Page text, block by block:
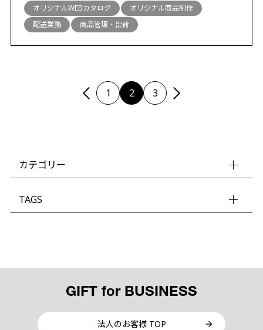
オリジナルWEBカタログ
オリジナル商品制作
配送業務
商品管理・出荷
1 2 3
カテゴリー
TAGS
GIFT for BUSINESS
法人のお客様 TOP